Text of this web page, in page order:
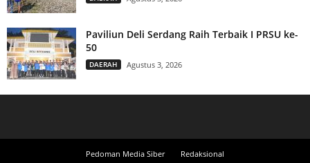
Paviliun Deli Serdang Raih Terbaik I PRSU ke-
50
DAERAH Agustus 3, 2026
Pedoman Media Siber Redaksional